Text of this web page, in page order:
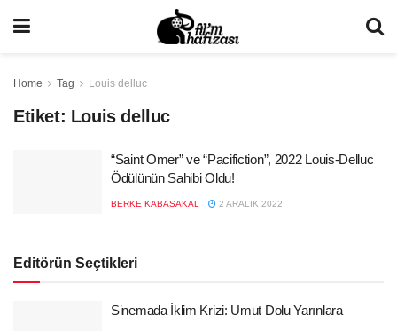
Home Tag Louis delluc
Etiket: Louis delluc
“Saint Omer” ve “Pacifiction”, 2022 Louis-Delluc
Ödülünün Sahibi Oldu!
BERKE KABASAKAL 2 ARALIK 2022
Editörün Seçtikleri
Sinemada İklim Krizi: Umut Dolu Yarınlara